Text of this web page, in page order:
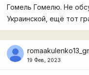
Гомель Гомелю. Не
Украинской, ещё тот
19 Фев, 2023